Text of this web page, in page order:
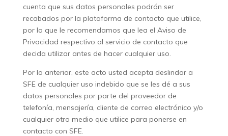
cuenta que sus datos personales podrán ser
recabados por la plataforma de contacto que utilice,
por lo que le recomendamos que lea el Aviso de
Privacidad respectivo al servicio de contacto que
decida utilizar antes de hacer cualquier uso.
Por lo anterior, este acto usted acepta deslindar a
SFE de cualquier uso indebido que se les dé a sus
datos personales por parte del proveedor de
telefonía, mensajería, cliente de correo electrónico y/o
cualquier otro medio que utilice para ponerse en
contacto con SFE.